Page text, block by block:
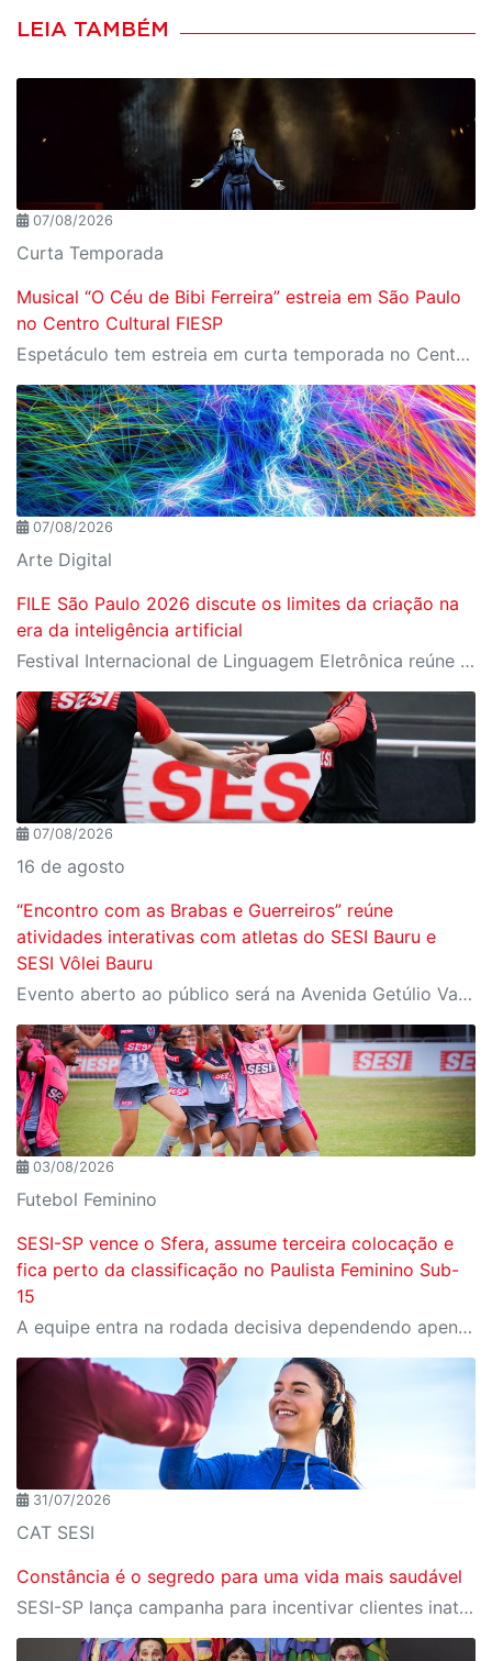
LEIA TAMBÉM
07/08/2026
Curta Temporada
Musical “O Céu de Bibi Ferreira” estreia em São Paulo
no Centro Cultural FIESP
Espetáculo tem estreia em curta temporada no Centro Cultural FIESP, no dia 20 de agosto, às 20h.
07/08/2026
Arte Digital
FILE São Paulo 2026 discute os limites da criação na
era da inteligência artificial
Festival Internacional de Linguagem Eletrônica reúne cerca de 150 obras de artistas de diversos países e convida o público a refletir sobre as novas relações entre arte, tecnologia e inteligência artificial
07/08/2026
16 de agosto
“Encontro com as Brabas e Guerreiros” reúne
atividades interativas com atletas do SESI Bauru e
SESI Vôlei Bauru
Evento aberto ao público será na Avenida Getúlio Vargas, no domingo, 16, às 9h, com revelação do novo uniforme da equipe
03/08/2026
Futebol Feminino
SESI-SP vence o Sfera, assume terceira colocação e
fica perto da classificação no Paulista Feminino Sub-
15
A equipe entra na rodada decisiva dependendo apenas de seus próprios resultados para avançar ao mata-mata
31/07/2026
CAT SESI
Constância é o segredo para uma vida mais saudável
SESI-SP lança campanha para incentivar clientes inativos a retomarem a prática de atividades físicas, esporte e lazer com benefícios exclusivos